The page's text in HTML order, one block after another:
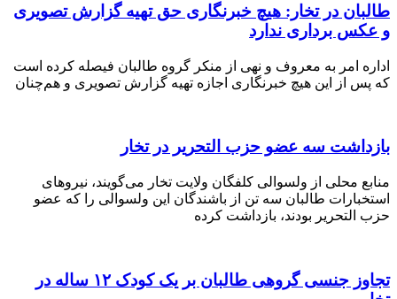
در تخار: هیچ خبرنگاری حق تهیه گزارش تصویری
برداری ندارد
امر به معروف و نهی از منکر گروه طالبان فیصله کرده است
از این هیچ خبرنگاری اجازه تهیه گزارش‌ تصویری و هم‌چنان
سه عضو حزب التحریر در تخار
محلی از ولسوالی کلفگان ولایت تخار می‌گویند، نیروهای
طالبان سه تن از باشندگان این ولسوالی را که عضو
بودند، بازداشت کرده
تجاوز جنسی گروهی طالبان بر یک کودک ۱۲ ساله در